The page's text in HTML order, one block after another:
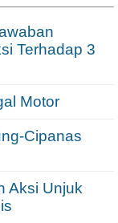
Terhadap 3
Motor
Cipanas
Aksi Unjuk